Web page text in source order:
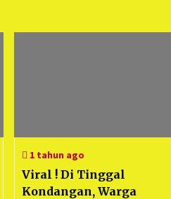
1 tahun ago
Viral ! Di Tinggal
Kondangan, Warga